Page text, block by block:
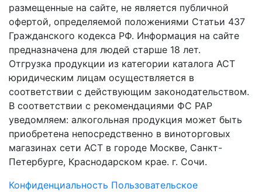
размещенные на сайте, не является публичной
офертой, определяемой положениями Статьи 437
Гражданского кодекса РФ. Информация на сайте
предназначена для людей старше 18 лет.
Отгрузка продукции из категории каталога АСТ
юридическим лицам осуществляется в
соответствии с действующим законодательством.
В соответствии с рекомендациями ФС РАР
уведомляем: алкогольная продукция может быть
приобретена непосредственно в виноторговых
магазинах сети АСТ в городе Москве, Санкт-
Петербурге, Краснодарском крае. г. Сочи.
Конфиденциальность Пользовательское